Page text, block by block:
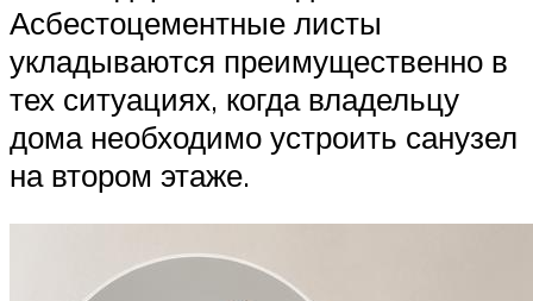
Асбестоцементные листы
укладываются преимущественно в
тех ситуациях, когда владельцу
дома необходимо устроить санузел
на втором этаже.